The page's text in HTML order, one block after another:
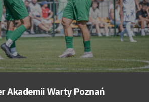
Akademii Warty Poznań